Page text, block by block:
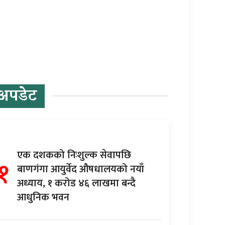
एक दशकको निःशुल्क सेवापछि
बाणगंगा आयुर्वेद औषधालयको नयाँ
अध्याय, १ करोड ४६ लाखमा बन्दै
आधुनिक भवन